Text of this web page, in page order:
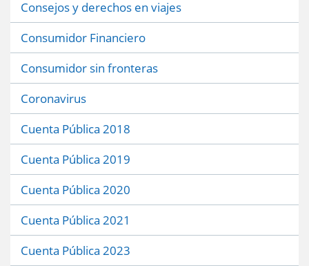
Consejos y derechos en viajes
Consumidor Financiero
Consumidor sin fronteras
Coronavirus
Cuenta Pública 2018
Cuenta Pública 2019
Cuenta Pública 2020
Cuenta Pública 2021
Cuenta Pública 2023